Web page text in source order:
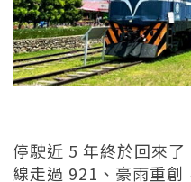
停駛近 5 年終於回來
線走過 921、豪雨重創